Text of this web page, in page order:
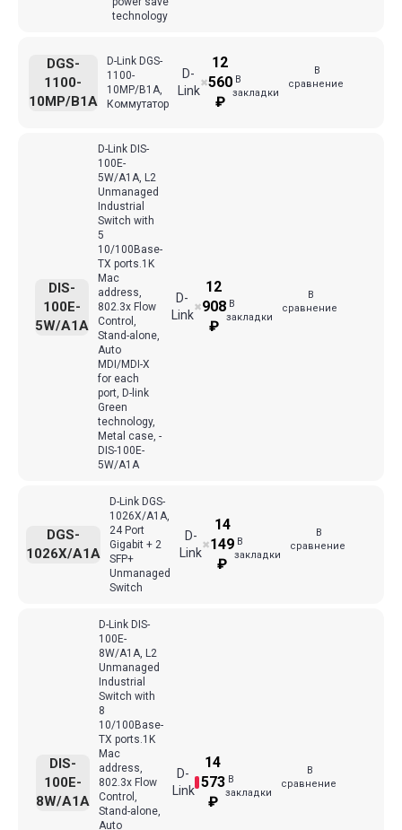
technology
D-Link DGS-
1100-
10MP/B1A,
Коммутатор
D-
Link
DGS-
1100-
10MP/B1A
✖
12
560
₽
В
закладки
В
сравнение
D-Link DIS-
100E-
5W/A1A, L2
Unmanaged
Industrial
Switch with
5
10/100Base-
TX ports.1K
Mac
address,
802.3x Flow
Control,
Stand-alone,
Auto
MDI/MDI-X
for each
port, D-link
Green
technology,
Metal case, -
DIS-100E-
5W/A1A
D-
Link
DIS-
100E-
5W/A1A
✖
12
908
₽
В
закладки
В
сравнение
D-Link DGS-
1026X/A1A,
24 Port
Gigabit + 2
SFP+
Unmanaged
Switch
D-
Link
DGS-
1026X/A1A
✖
14
149
₽
В
закладки
В
сравнение
D-Link DIS-
100E-
8W/A1A, L2
Unmanaged
Industrial
Switch with
8
10/100Base-
TX ports.1K
Mac
address,
802.3x Flow
Control,
Stand-alone,
Auto
D-
Link
DIS-
100E-
8W/A1A
14
573
₽
В
закладки
В
сравнение